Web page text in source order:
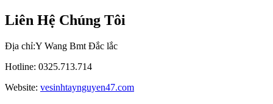
Liên Hệ Chúng Tôi
Địa chỉ:Y Wang Bmt Đắc lắc
Hotline: 0325.713.714
Website: vesinhtaynguyen47.com